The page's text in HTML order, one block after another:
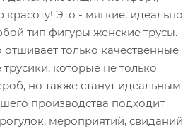
Это - мягкие, идеально
тип фигуры женские трусы.
только качественные
которые не только
но также станут идеальным
производства подходит
мероприятий, свиданий